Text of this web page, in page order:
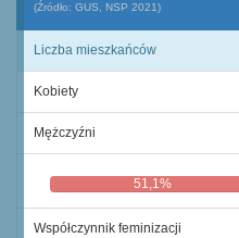
(Źródło: GUS, NSP 2021)
Liczba mieszkańców
Kobiety
Mężczyźni
51,1%
Współczynnik feminizacji